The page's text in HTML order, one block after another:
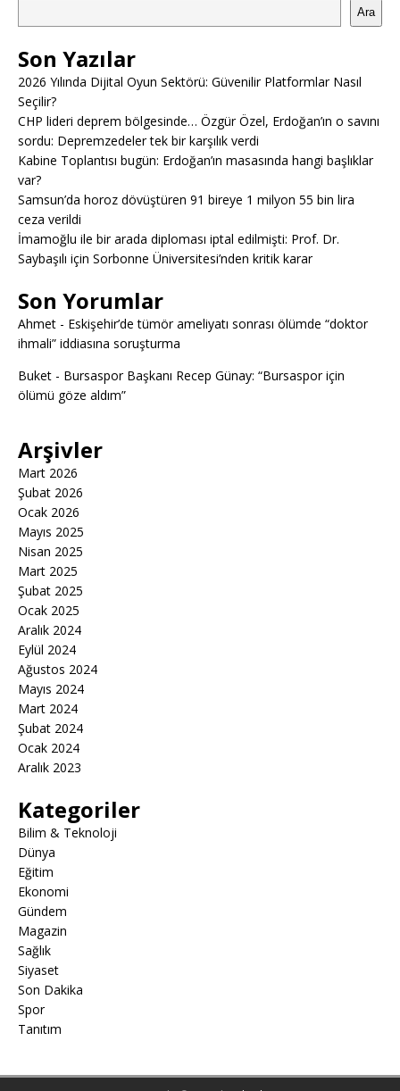
Ara
Son Yazılar
2026 Yılında Dijital Oyun Sektörü: Güvenilir Platformlar Nasıl
Seçilir?
CHP lideri deprem bölgesinde… Özgür Özel, Erdoğan’ın o savını
sordu: Depremzedeler tek bir karşılık verdi
Kabine Toplantısı bugün: Erdoğan’ın masasında hangi başlıklar
var?
Samsun’da horoz dövüştüren 91 bireye 1 milyon 55 bin lira
ceza verildi
İmamoğlu ile bir arada diploması iptal edilmişti: Prof. Dr.
Saybaşılı için Sorbonne Üniversitesi’nden kritik karar
Son Yorumlar
Ahmet - Eskişehir’de tümör ameliyatı sonrası ölümde “doktor
ihmali” iddiasına soruşturma
Buket - Bursaspor Başkanı Recep Günay: “Bursaspor için
ölümü göze aldım”
Arşivler
Mart 2026
Şubat 2026
Ocak 2026
Mayıs 2025
Nisan 2025
Mart 2025
Şubat 2025
Ocak 2025
Aralık 2024
Eylül 2024
Ağustos 2024
Mayıs 2024
Mart 2024
Şubat 2024
Ocak 2024
Aralık 2023
Kategoriler
Bilim & Teknoloji
Dünya
Eğitim
Ekonomi
Gündem
Magazin
Sağlık
Siyaset
Son Dakika
Spor
Tanıtım